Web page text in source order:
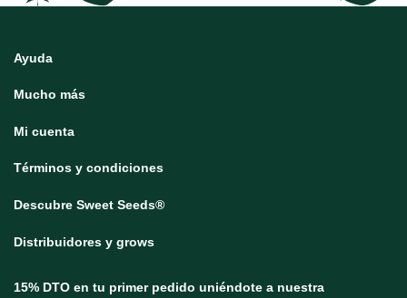
Ayuda
Mucho más
Mi cuenta
Términos y condiciones
Descubre Sweet Seeds®
Distribuidores y grows
15% DTO en tu primer pedido uniéndote a nuestra